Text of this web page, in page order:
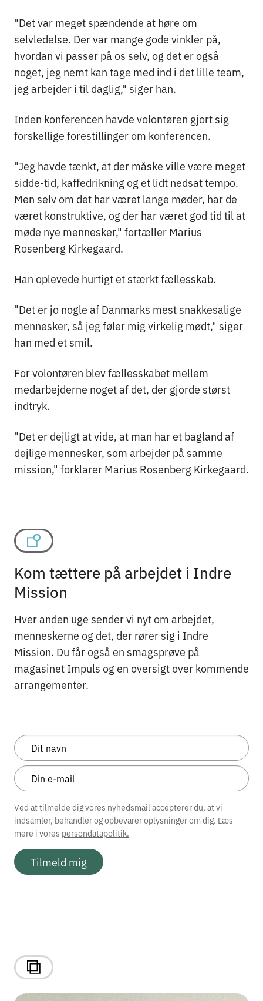
"Det var meget spændende at høre om
selvledelse. Der var mange gode vinkler på,
hvordan vi passer på os selv, og det er også
noget, jeg nemt kan tage med ind i det lille team,
jeg arbejder i til daglig," siger han.
Inden konferencen havde volontøren gjort sig
forskellige forestillinger om konferencen.
"Jeg havde tænkt, at der måske ville være meget
sidde-tid, kaffedrikning og et lidt nedsat tempo.
Men selv om det har været lange møder, har de
været konstruktive, og der har været god tid til at
møde nye mennesker," fortæller Marius
Rosenberg Kirkegaard.
Han oplevede hurtigt et stærkt fællesskab.
"Det er jo nogle af Danmarks mest snakkesalige
mennesker, så jeg føler mig virkelig mødt," siger
han med et smil.
For volontøren blev fællesskabet mellem
medarbejderne noget af det, der gjorde størst
indtryk.
"Det er dejligt at vide, at man har et bagland af
dejlige mennesker, som arbejder på samme
mission," forklarer Marius Rosenberg Kirkegaard.
Kom tættere på arbejdet i Indre
Mission
Hver anden uge sender vi nyt om arbejdet,
menneskerne og det, der rører sig i Indre
Mission. Du får også en smagsprøve på
magasinet Impuls og en oversigt over kommende
arrangementer.
Ved at tilmelde dig vores nyhedsmail accepterer du, at vi
indsamler, behandler og opbevarer oplysninger om dig. Læs
mere i vores persondatapolitik.
Tilmeld mig